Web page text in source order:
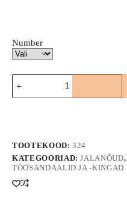
Number
Kingad
lahtised
(kotad)
r
n
a
t
TOOTEKOOD:324
KATEGOORIAD:JALANÕUD,
TÖÖSANDAALID JA -KINGAD